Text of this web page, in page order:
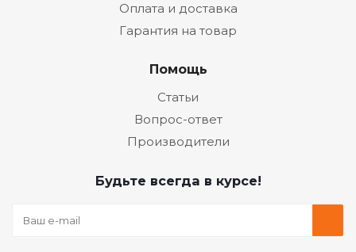
Оплата и доставка
Гарантия на товар
Помощь
Статьи
Вопрос-ответ
Производители
Будьте всегда в курсе!